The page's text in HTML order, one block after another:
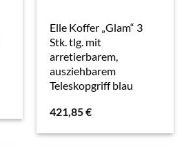
Elle Koffer „Glam“ 3
Stk. tlg. mit
arretierbarem,
ausziehbarem
Teleskopgriff blau
421,85€